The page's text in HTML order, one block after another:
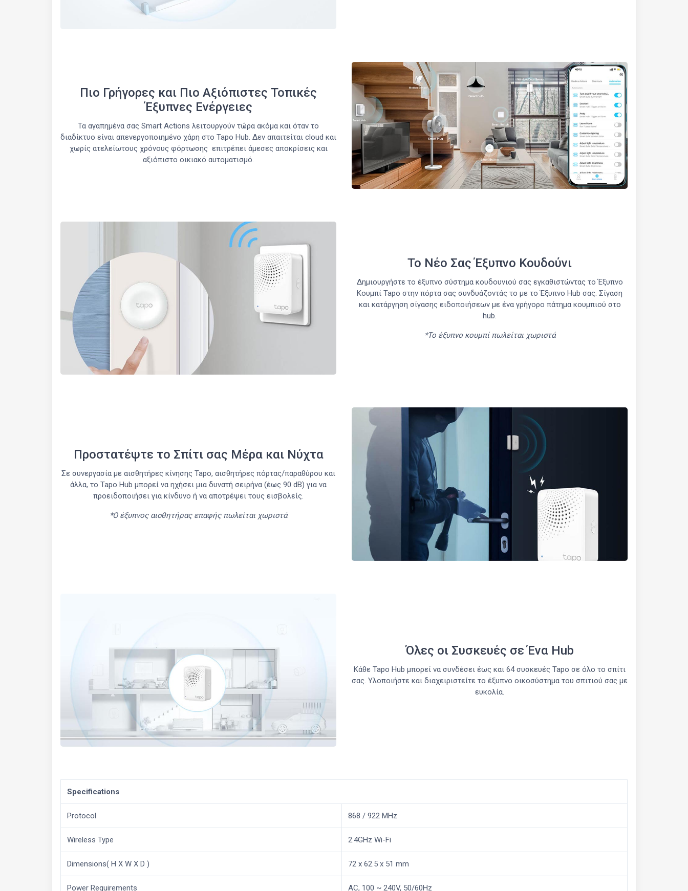
Πιο Γρήγορες και Πιο Αξιόπιστες Τοπικές
Έξυπνες Ενέργειες
Τα αγαπημένα σας Smart Actions λειτουργούν τώρα ακόμα και όταν το
διαδίκτυο είναι απενεργοποιημένο χάρη στο Tapo Hub. Δεν απαιτείται cloud και
χωρίς ατελείωτους χρόνους φόρτωσης επιτρέπει άμεσες αποκρίσεις και
αξιόπιστο οικιακό αυτοματισμό.
Το Νέο Σας Έξυπνο Κουδούνι
Δημιουργήστε το έξυπνο σύστημα κουδουνιού σας εγκαθιστώντας το Έξυπνο
Κουμπί Tapo στην πόρτα σας συνδυάζοντάς το με το Έξυπνο Hub σας. Σίγαση
και κατάργηση σίγασης ειδοποιήσεων με ένα γρήγορο πάτημα κουμπιού στο
hub.
*Το έξυπνο κουμπί πωλείται χωριστά
Προστατέψτε το Σπίτι σας Μέρα και Νύχτα
Σε συνεργασία με αισθητήρες κίνησης Tapo, αισθητήρες πόρτας/παραθύρου και
άλλα, το Tapo Hub μπορεί να ηχήσει μια δυνατή σειρήνα (έως 90 dB) για να
προειδοποιήσει για κίνδυνο ή να αποτρέψει τους εισβολείς.
*Ο έξυπνος αισθητήρας επαφής πωλείται χωριστά
Όλες οι Συσκευές σε Ένα Hub
Κάθε Tapo Hub μπορεί να συνδέσει έως και 64 συσκευές Tapo σε όλο το σπίτι
σας. Υλοποιήστε και διαχειριστείτε το έξυπνο οικοσύστημα του σπιτιού σας με
ευκολία.
Specifications
Protocol 868 / 922 MHz
Wireless Type 2.4GHz Wi-Fi
Dimensions( H X W X D ) 72 x 62.5 x 51 mm
Power Requirements AC, 100 ~ 240V, 50/60Hz